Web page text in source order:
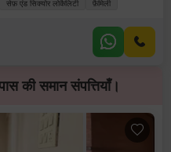
सेफ़ एंड सिक्योर लोकैलिटी फ़ैमिली
की समान संपत्तियाँ।